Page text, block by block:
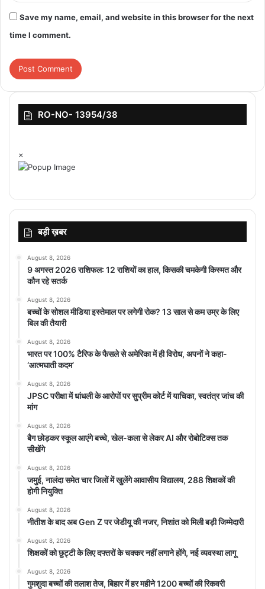
Save my name, email, and website in this browser for the next
time I comment.
RO-NO- 13954/38
×
बड़ी ख़बर
August 8, 2026
9 अगस्त 2026 राशिफल: 12 राशियों का हाल, किसकी चमकेगी किस्मत और
कौन रहे सतर्क
August 8, 2026
बच्चों के सोशल मीडिया इस्तेमाल पर लगेगी रोक? 13 साल से कम उम्र के लिए
बिल की तैयारी
August 8, 2026
भारत पर 100% टैरिफ के फैसले से अमेरिका में ही विरोध, अपनों ने कहा-
‘आत्मघाती कदम’
August 8, 2026
JPSC परीक्षा में धांधली के आरोपों पर सुप्रीम कोर्ट में याचिका, स्वतंत्र जांच की
मांग
August 8, 2026
बैग छोड़कर स्कूल आएंगे बच्चे, खेल-कला से लेकर AI और रोबोटिक्स तक
सीखेंगे
August 8, 2026
जमुई, नालंदा समेत चार जिलों में खुलेंगे आवासीय विद्यालय, 288 शिक्षकों की
होगी नियुक्ति
August 8, 2026
नीतीश के बाद अब Gen Z पर जेडीयू की नजर, निशांत को मिली बड़ी जिम्मेदारी
August 8, 2026
शिक्षकों को छुट्टी के लिए दफ्तरों के चक्कर नहीं लगाने होंगे, नई व्यवस्था लागू
August 8, 2026
गुमशुदा बच्चों की तलाश तेज, बिहार में हर महीने 1200 बच्चों की रिकवरी